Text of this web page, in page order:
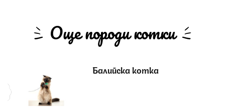
Още породи котки
Балийска котка